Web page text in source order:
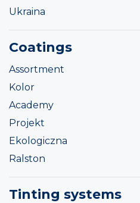
Ukraina
Coatings
Assortment
Kolor
Academy
Projekt
Ekologiczna
Ralston
Tinting systems